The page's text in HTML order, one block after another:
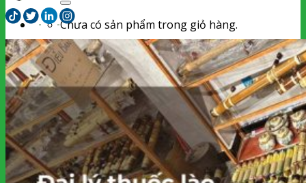
Chưa có sản phẩm trong giỏ hàng.
Tìm
kiếm:
Giỏ hàng
Chưa có sản phẩm trong giỏ hàng.